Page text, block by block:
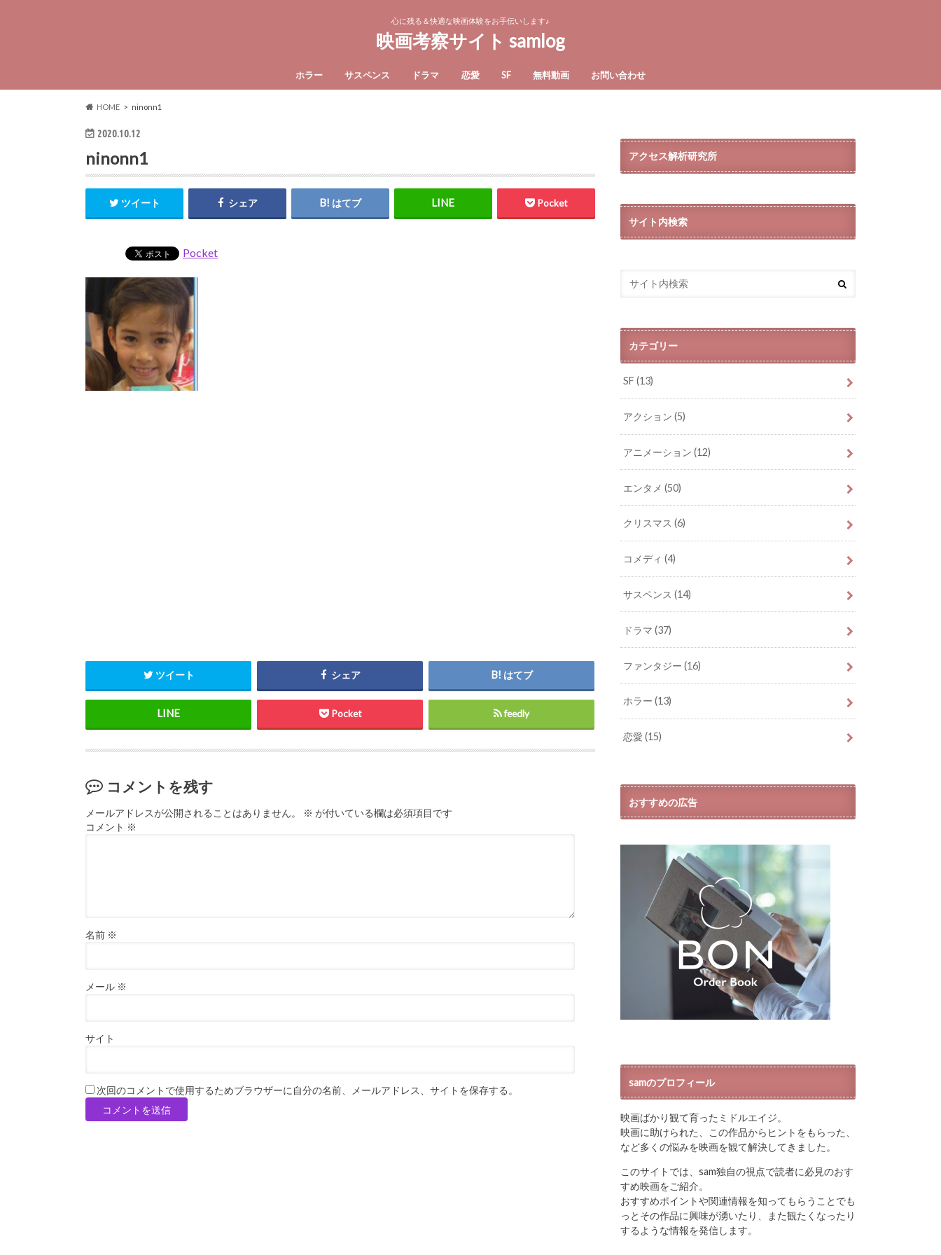
心に残る＆快適な映画体験をお手伝いします♪
映画考察サイト samlog
ホラー サスペンス ドラマ 恋愛 SF 無料動画 お問い合わせ
HOME ninonn1
2020.10.12
ninonn1
ツイート シェア はてブ Pocket
Pocket
ツイート シェア はてブ
Pocket feedly
コメントを残す
メールアドレスが公開されることはありません。 ※ が付いている欄は必須項目です
コメント ※
名前 ※
メール ※
サイト
次回のコメントで使用するためブラウザーに自分の名前、メールアドレス、サイトを保存する。
アクセス解析研究所
サイト内検索
カテゴリー
SF(13)
アクション(5)
アニメーション(12)
エンタメ(50)
クリスマス(6)
コメディ(4)
サスペンス(14)
ドラマ(37)
ファンタジー(16)
ホラー(13)
恋愛(15)
おすすめの広告
samのプロフィール
映画ばかり観て育ったミドルエイジ。
映画に助けられた、この作品からヒントをもらった、
など多くの悩みを映画を観て解決してきました。
このサイトでは、sam独自の視点で読者に必見のおす
すめ映画をご紹介。
おすすめポイントや関連情報を知ってもらうことでも
っとその作品に興味が湧いたり、また観たくなったり
するような情報を発信します。